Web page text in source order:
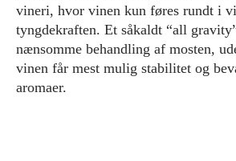
vineri, hvor vinen kun føres rundt i
tyngdekraften. Et såkaldt “all
nænsomme behandling af mosten,
vinen får mest mulig stabilitet og
aromaer.